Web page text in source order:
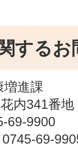
するお
増進課
内341番地
69-9900
69-